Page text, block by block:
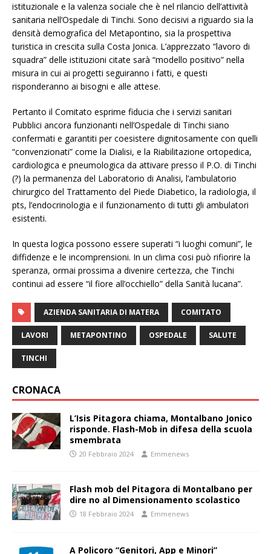
istituzionale e la valenza sociale che è nel rilancio dell’attività
sanitaria nell’Ospedale di Tinchi. Sono decisivi a riguardo sia la
densità demografica del Metapontino, sia la prospettiva
turistica in crescita sulla Costa Jonica. L’apprezzato “lavoro di
squadra” delle istituzioni citate sarà “modello positivo” nella
misura in cui ai progetti seguiranno i fatti, e questi
risponderanno ai bisogni e alle attese.
Pertanto il Comitato esprime fiducia che i servizi sanitari
Pubblici ancora funzionanti nell’Ospedale di Tinchi siano
confermati e garantiti per coesistere dignitosamente con quelli
“convenzionati” come la Dialisi, e la Riabilitazione ortopedica,
cardiologica e pneumologica da attivare presso il P.O. di Tinchi
(?) la permanenza del Laboratorio di Analisi, l’ambulatorio
chirurgico del Trattamento del Piede Diabetico, la radiologia, il
pts, l’endocrinologia e il funzionamento di tutti gli ambulatori
esistenti.
In questa logica possono essere superati “i luoghi comuni”, le
diffidenze e le incomprensioni. In un clima cosi può rifiorire la
speranza, ormai prossima a divenire certezza, che Tinchi
continui ad essere “il fiore all’occhiello” della Sanità lucana”.
AZIENDA SANITARIA DI MATERA COMITATO
LAVORI METAPONTINO OSPEDALE SALUTE
TINCHI
CRONACA
L’Isis Pitagora chiama, Montalbano Jonico
risponde. Flash-Mob in difesa della scuola
smembrata
20 Febbraio 2024 Emmenews
Flash mob del Pitagora di Montalbano per
dire no al Dimensionamento scolastico
18 Febbraio 2024 Emmenews
A Policoro “Genitori, App e Minori”